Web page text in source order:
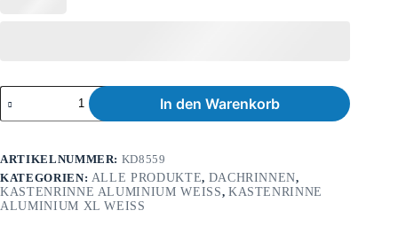
In den Warenkorb
ARTIKELNUMMER: KD8559
KATEGORIEN: ALLE PRODUKTE, DACHRINNEN,
KASTENRINNE ALUMINIUM WEISS
, KASTENRINNE
ALUMINIUM XL WEISS